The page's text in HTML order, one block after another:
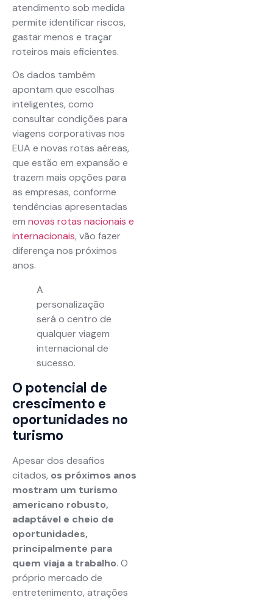
atendimento sob medida
permite identificar riscos,
gastar menos e traçar
roteiros mais eficientes.
Os dados também
apontam que escolhas
inteligentes, como
consultar condições para
viagens corporativas nos
EUA e novas rotas aéreas,
que estão em expansão e
trazem mais opções para
as empresas, conforme
tendências apresentadas
em novas rotas nacionais e
internacionais, vão fazer
diferença nos próximos
anos.
A
personalização
será o centro de
qualquer viagem
internacional de
sucesso.
O potencial de
crescimento e
oportunidades no
turismo
Apesar dos desafios
citados, os próximos anos
mostram um turismo
americano robusto,
adaptável e cheio de
oportunidades,
principalmente para
quem viaja a trabalho. O
próprio mercado de
entretenimento, atrações